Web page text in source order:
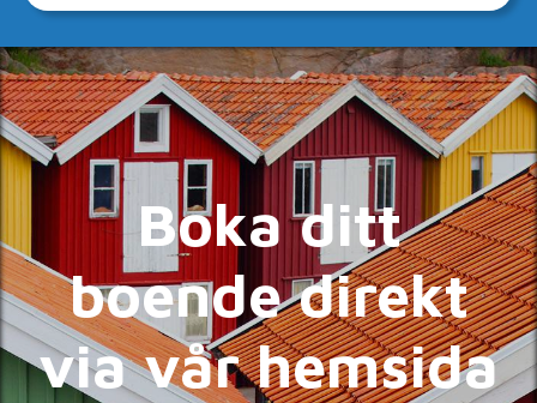
Boka ditt
boende direkt
via vår hemsida